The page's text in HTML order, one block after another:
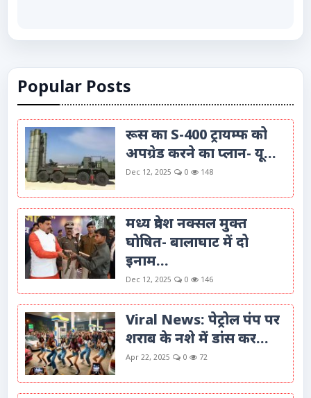
Popular Posts
रूस का S-400 ट्रायम्फ को
अपग्रेड करने का प्लान- यू...
Dec 12, 2025 0 148
मध्य प्रदेश नक्सल मुक्त
घोषित- बालाघाट में दो
इनाम...
Dec 12, 2025 0 146
Viral News: पेट्रोल पंप पर
शराब के नशे में डांस कर...
Apr 22, 2025 0 72